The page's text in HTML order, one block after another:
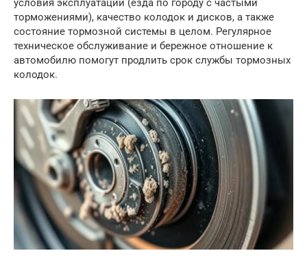
условия эксплуатации (езда по городу с частыми
торможениями), качество колодок и дисков, а также
состояние тормозной системы в целом. Регулярное
техническое обслуживание и бережное отношение к
автомобилю помогут продлить срок службы тормозных
колодок.